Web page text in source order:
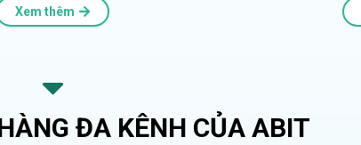
Xem thêm
ĐA KÊNH CỦA ABIT